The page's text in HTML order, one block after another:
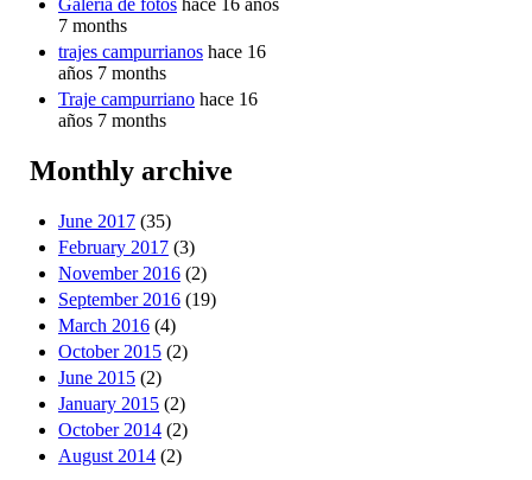
Galería de fotos hace 16 años
7 months
trajes campurrianos hace 16
años 7 months
Traje campurriano hace 16
años 7 months
Monthly archive
June 2017 (35)
February 2017 (3)
November 2016 (2)
September 2016 (19)
March 2016 (4)
October 2015 (2)
June 2015 (2)
January 2015 (2)
October 2014 (2)
August 2014 (2)